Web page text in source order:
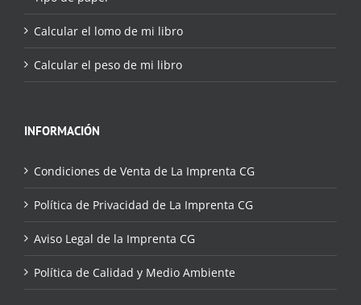
Calcular el lomo de mi libro
Calcular el peso de mi libro
INFORMACIÓN
Condiciones de Venta de La Imprenta CG
Política de Privacidad de La Imprenta CG
Aviso Legal de la Imprenta CG
Política de Calidad y Medio Ambiente